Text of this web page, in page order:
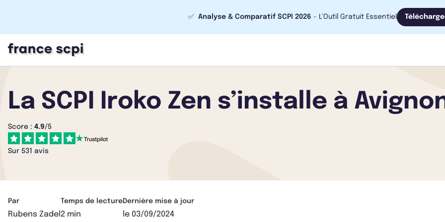
✅ Analyse & Comparatif SCPI 2026 - L’Outil Gratuit Essentiel
La SCPI Iroko Zen s’installe à
Score : 4.9/5
Sur 531 avis
Par
Rubens Zadel
Temps de lecture
2 min
Dernière mise à jour
le 03/09/2024